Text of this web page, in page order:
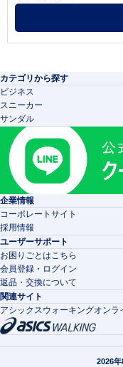
カテゴリから探す
ビジネス
スニーカー
サンダル
企業情報
コーポレートサイト
採用情報
ユーザーサポート
お困りごとはこちら
会員登録・ログイン
返品・交換について
関連サイト
アシックスウォーキングオンラ
2026年